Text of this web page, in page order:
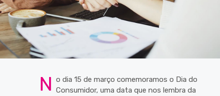
N o dia 15 de março comemoramos o Dia do
Consumidor, uma data que nos lembra da